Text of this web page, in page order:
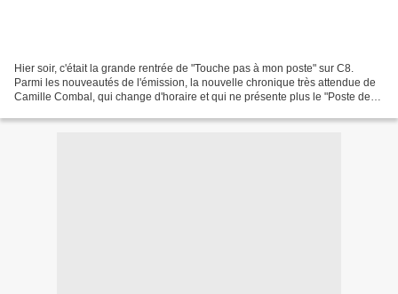
Hier soir, c'était la grande rentrée de "Touche pas à mon poste" sur C8.
Parmi les nouveautés de l'émission, la nouvelle chronique très attendue de
Camille Combal, qui change d'horaire et qui ne présente plus le "Poste de